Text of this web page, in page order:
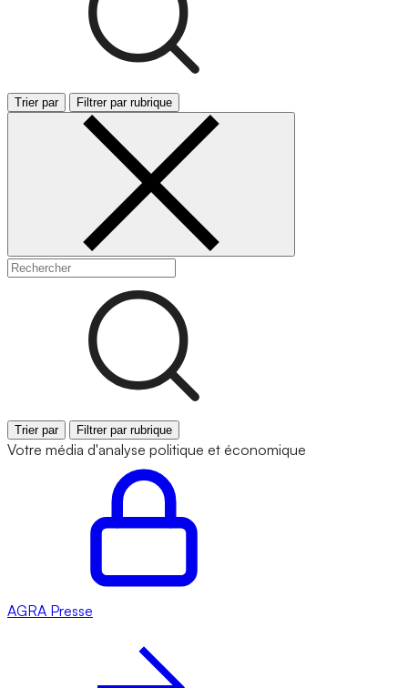
Trier par Filtrer par rubrique
Trier par Filtrer par rubrique
Votre média d'analyse politique et économique
AGRA Presse